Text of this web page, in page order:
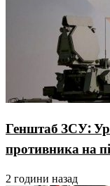
Генштаб ЗСУ:
противника на
2 години назад